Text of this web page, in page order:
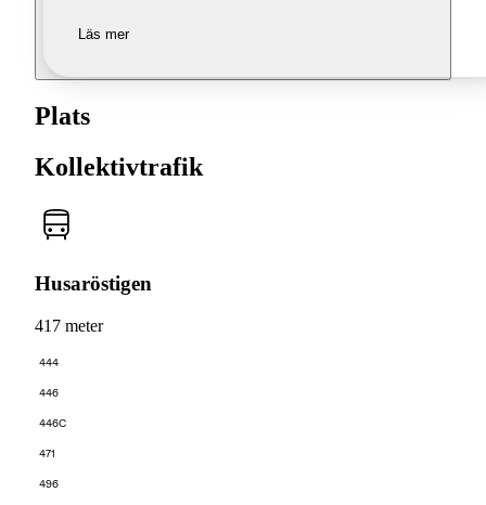
Läs mer
Plats
Kollektivtrafik
Husaröstigen
417 meter
444
446
446C
471
496